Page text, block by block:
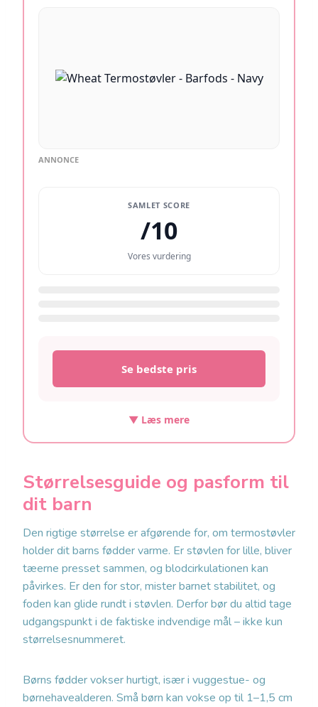
ANNONCE
SAMLET SCORE
/10
Vores vurdering
Se bedste pris
▼ Læs mere
Størrelsesguide og pasform til
dit barn
Den rigtige størrelse er afgørende for, om termostøvler
holder dit barns fødder varme. Er støvlen for lille, bliver
tæerne presset sammen, og blodcirkulationen kan
påvirkes. Er den for stor, mister barnet stabilitet, og
foden kan glide rundt i støvlen. Derfor bør du altid tage
udgangspunkt i de faktiske indvendige mål – ikke kun
størrelsesnummeret.
Børns fødder vokser hurtigt, især i vuggestue- og
børnehavealderen. Små børn kan vokse op til 1–1,5 cm